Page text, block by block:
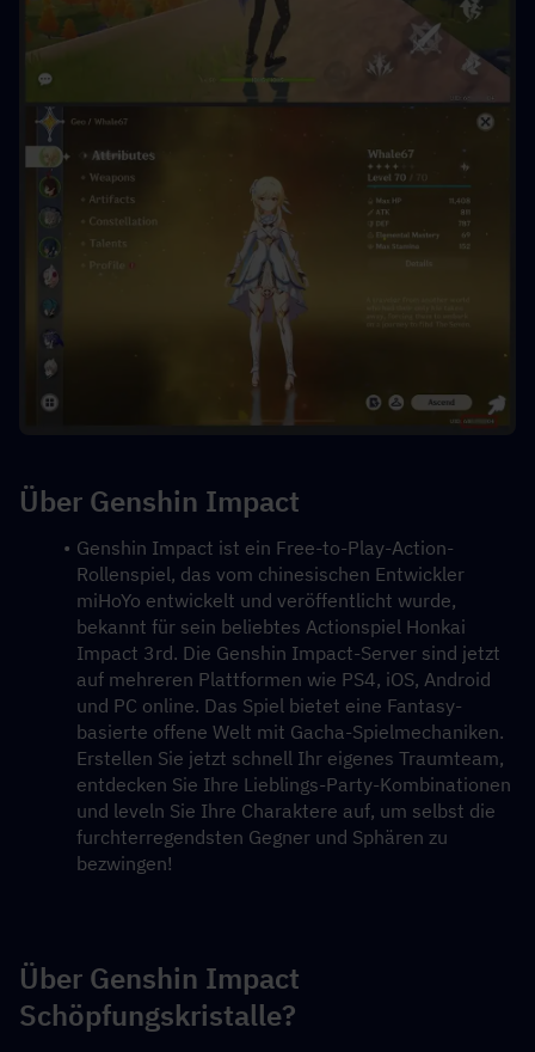
Über Genshin Impact
Genshin Impact ist ein Free-to-Play-Action-
Rollenspiel, das vom chinesischen Entwickler
miHoYo entwickelt und veröffentlicht wurde,
bekannt für sein beliebtes Actionspiel Honkai
Impact 3rd. Die Genshin Impact-Server sind jetzt
auf mehreren Plattformen wie PS4, iOS, Android
und PC online. Das Spiel bietet eine Fantasy-
basierte offene Welt mit Gacha-Spielmechaniken.
Erstellen Sie jetzt schnell Ihr eigenes Traumteam,
entdecken Sie Ihre Lieblings-Party-Kombinationen
und leveln Sie Ihre Charaktere auf, um selbst die
furchterregendsten Gegner und Sphären zu
bezwingen!
Über Genshin Impact
Schöpfungskristalle?